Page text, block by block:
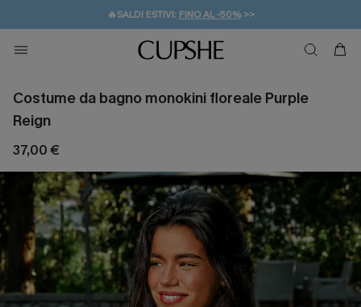
🔥SALDI ESTIVI: FINO AL -50%>>
🚚SPEDIZIONE GRATUITA DA 49€
💌REGALO PER I NUOVI: 20% DI SCONTO*
Costume da bagno monokini floreale Purple
Reign
37,00 €